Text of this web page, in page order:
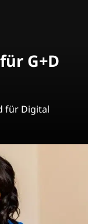
G+D
für Digital